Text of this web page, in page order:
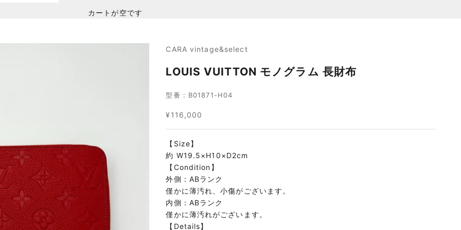
カートが空です
CARA vintage&select
LOUIS VUITTON モノグラム 長財布
型番 : B01871-H04
セール価格
¥116,000
【Size】
約 W19.5×H10×D2cm
【Condition】
外側：ABランク
僅かに薄汚れ、小傷がございます。
内側：ABランク
僅かに薄汚れがございます。
【Details】